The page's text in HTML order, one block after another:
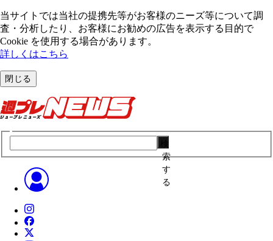
当サイトでは当社の提携先等がお客様のニーズ等について調
査・分析したり、お客様にお勧めの広告を表⽰する⽬的で
Cookie を使⽤する場合があります。
詳しくはこちら
閉じる
索
す
る